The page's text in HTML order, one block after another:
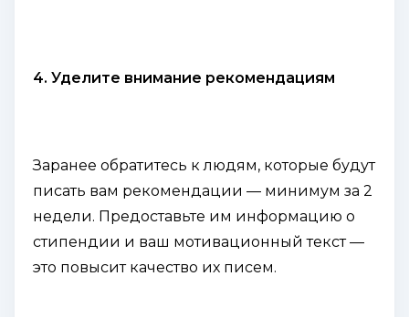
4. Уделите внимание рекомендациям
Заранее обратитесь к людям, которые будут
писать вам рекомендации — минимум за 2
недели. Предоставьте им информацию о
стипендии и ваш мотивационный текст —
это повысит качество их писем.